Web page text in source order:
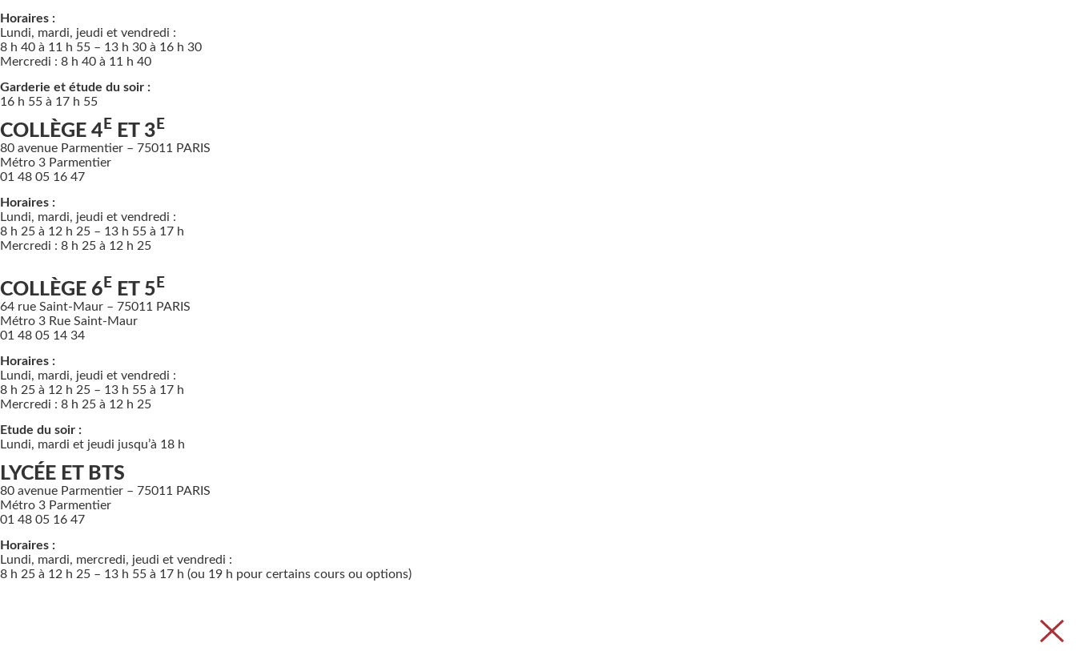
Horaires :
Lundi, mardi, jeudi et vendredi :
8 h 40 à 11 h 55 – 13 h 30 à 16 h 30
Mercredi : 8 h 40 à 11 h 40
Garderie et étude du soir :
16 h 55 à 17 h 55
COLLÈGE 4 E ET 3 E
80 avenue Parmentier – 75011 PARIS
Métro 3 Parmentier
01 48 05 16 47
Horaires :
Lundi, mardi, jeudi et vendredi :
8 h 25 à 12 h 25 – 13 h 55 à 17 h
Mercredi : 8 h 25 à 12 h 25
COLLÈGE 6 E ET 5 E
64 rue Saint-Maur – 75011 PARIS
Métro 3 Rue Saint-Maur
01 48 05 14 34
Horaires :
Lundi, mardi, jeudi et vendredi :
8 h 25 à 12 h 25 – 13 h 55 à 17 h
Mercredi : 8 h 25 à 12 h 25
Etude du soir :
Lundi, mardi et jeudi jusqu’à 18 h
LYCÉE ET BTS
80 avenue Parmentier – 75011 PARIS
Métro 3 Parmentier
01 48 05 16 47
Horaires :
Lundi, mardi, mercredi, jeudi et vendredi :
8 h 25 à 12 h 25 – 13 h 55 à 17 h (ou 19 h pour certains cours ou options)